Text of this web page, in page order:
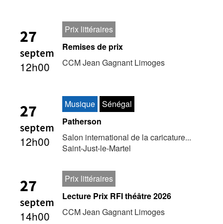
27
septem
12h00
Prix littéraires
Remises de prix
CCM Jean Gagnant Limoges
27
septem
12h00
Musique
Sénégal
Patherson
Salon international de la caricature...
Saint-Just-le-Martel
27
septem
14h00
Prix littéraires
Lecture Prix RFI théâtre 2026
CCM Jean Gagnant Limoges